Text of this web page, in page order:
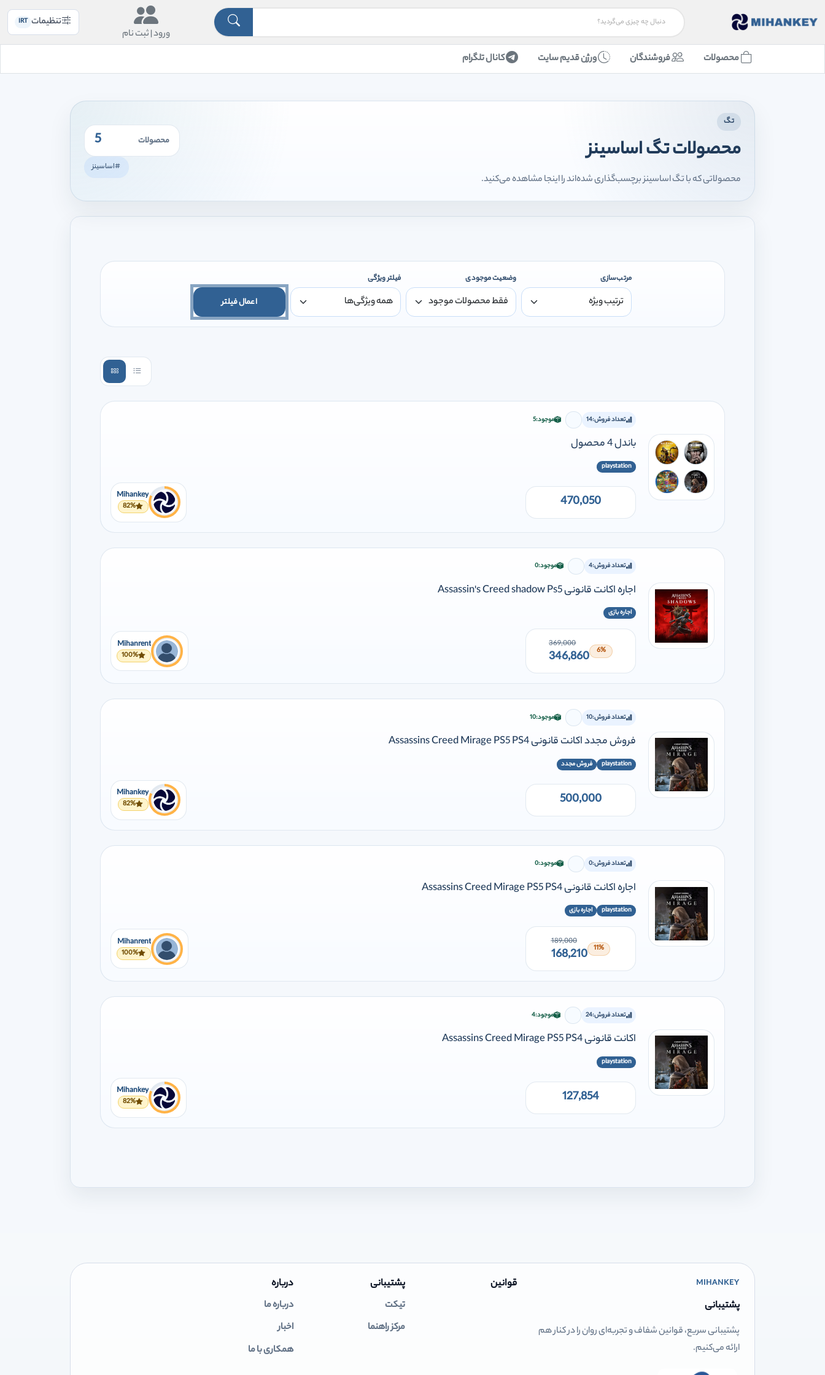
ورود |ثبت نام
تنظیمات IRT
محصولات فروشندگان ورژن قدیم سایت کانال تلگرام
تگ
محصولات تگ اساسینز
محصولاتی که با تگ اساسینز برچسب‌گذاری شده‌اند را اینجا مشاهده می‌کنید.
محصولات 5
#اساسینز
مرتب‌سازی وضعیت موجودی فیلتر ویژگی
اعمال فیلتر
تعداد فروش:14 برای افزودن وارد شوید
موجود:5
باندل 4 محصول
playstation
470,050
Mihankey
82%
تعداد فروش:4 برای افزودن وارد شوید
موجود:0
اجاره اکانت قانونی Assassin's Creed shadow Ps5
اجاره بازی
6%
369,000
346,860
Mihanrent
100%
تعداد فروش:10 برای افزودن وارد شوید
موجود:10
فروش مجدد اکانت قانونی Assassins Creed Mirage PS5 PS4
playstation فروش مجدد
500,000
Mihankey
82%
تعداد فروش:0 برای افزودن وارد شوید
موجود:0
اجاره اکانت قانونی Assassins Creed Mirage PS5 PS4
playstation اجاره بازی
11%
189,000
168,210
Mihanrent
100%
تعداد فروش:24 برای افزودن وارد شوید
موجود:4
اکانت قانونی Assassins Creed Mirage PS5 PS4
playstation
127,854
Mihankey
82%
MIHANKEY
پشتیبانی
پشتیبانی سریع، قوانین شفاف و تجربه‌ای روان را در کنار هم
ارائه می‌کنیم.
قوانین پشتیبانی
تیکت
مرکز راهنما
درباره
درباره ما
اخبار
همکاری با ما